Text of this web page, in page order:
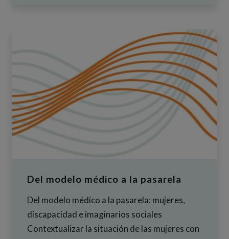
Del modelo médico a la pasarela
Del modelo médico a la pasarela: mujeres,
discapacidad e imaginarios sociales
Contextualizar la situación de las mujeres con